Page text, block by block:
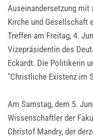
Auseinandersetzung mit
Kirche und Gesellschaft
Treffen am Freitag, 4.
Vizepräsidentin des
Eckardt. Die Politikerin
"Christliche Existenz im
Am Samstag, dem 5.
Wissenschaftler der
Christof Mandry, der